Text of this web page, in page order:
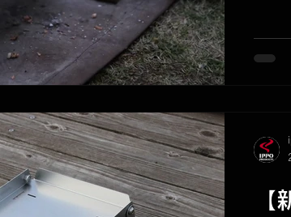
tiny 収納法 KUBEERU LV290plus
是非